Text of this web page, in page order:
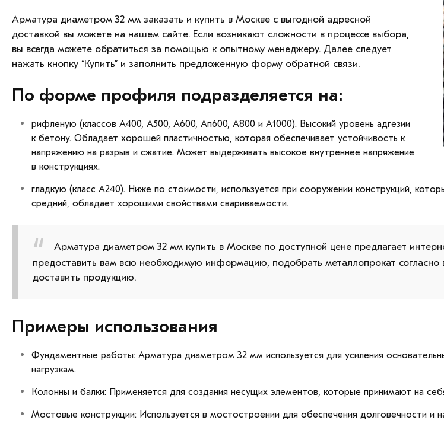
Арматура диаметром 32 мм заказать и купить в Москве с выгодной адресной
доставкой вы можете на нашем сайте. Если возникают сложности в процессе выбора,
вы всегда можете обратиться за помощью к опытному менеджеру. Далее следует
нажать кнопку “Купить” и заполнить предложенную форму обратной связи.
По форме профиля подразделяется на:
рифленую (классов А400, А500, А600, Ап600, А800 и А1000). Высокий уровень адгезии
к бетону. Обладает хорошей пластичностью, которая обеспечивает устойчивость к
напряжению на разрыв и сжатие. Может выдерживать высокое внутреннее напряжение
в конструкциях.
гладкую (класс А240). Ниже по стоимости, используется при сооружении конструкций,
средний, обладает хорошими свойствами свариваемости.
Арматура диаметром 32 мм купить в Москве по доступной цене предлагает
предоставить вам всю необходимую информацию, подобрать металлопрокат
доставить продукцию.
Примеры использования
Фундаментные работы: Арматура диаметром 32 мм используется для усиления
нагрузкам.
Колонны и балки: Применяется для создания несущих элементов, которые принимают на
Мостовые конструкции: Используется в мостостроении для обеспечения долговечности и